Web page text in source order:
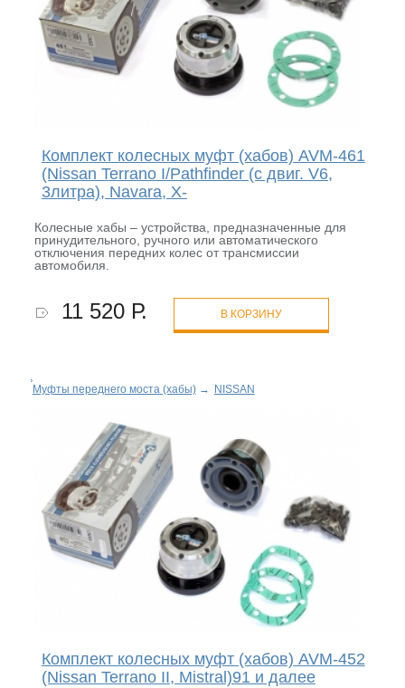
Комплект колесных муфт (хабов) AVM-461
(Nissan Terrano I/Pathfinder (с двиг. V6,
3литра), Navara, X-
Колесные хабы – устройства, предназначенные для
принудительного, ручного или автоматического
отключения передних колес от трансмиссии
автомобиля.
11 520 Р. В КОРЗИНУ
Муфты переднего моста (хабы)→ NISSAN
Комплект колесных муфт (хабов) AVM-452
(Nissan Terrano II, Mistral)91 и далее